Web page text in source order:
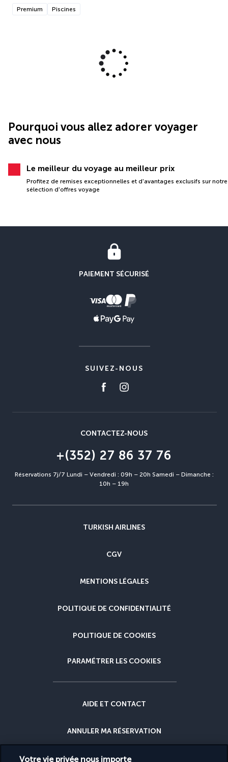
Premium Piscines
Pourquoi vous allez adorer voyager
avec nous
Le meilleur du voyage au meilleur prix
Profitez de remises exceptionnelles et d'avantages exclusifs sur notre
sélection d'offres voyage
PAIEMENT SÉCURISÉ
SUIVEZ-NOUS
CONTACTEZ-NOUS
+(352) 27 86 37 76
Réservations 7j/7 Lundi – Vendredi : 09h – 20h Samedi – Dimanche :
10h – 19h
TURKISH AIRLINES
CGV
MENTIONS LÉGALES
POLITIQUE DE CONFIDENTIALITÉ
POLITIQUE DE COOKIES
PARAMÉTRER LES COOKIES
AIDE ET CONTACT
ANNULER MA RÉSERVATION
GARANTIE DU MEILLEUR PRIX
Votre vie privée nous importe